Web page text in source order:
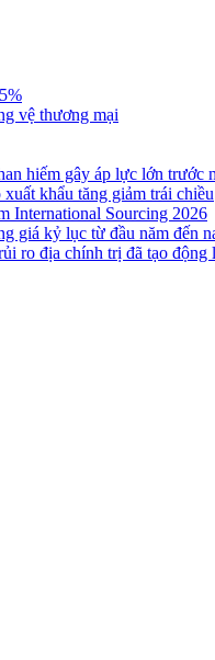
vệ thương mại
hiếm gây áp lực lớn trước
khẩu tăng giảm trái chiều
International Sourcing 2026
giá kỷ lục từ đầu năm đến
ro địa chính trị đã tạo động